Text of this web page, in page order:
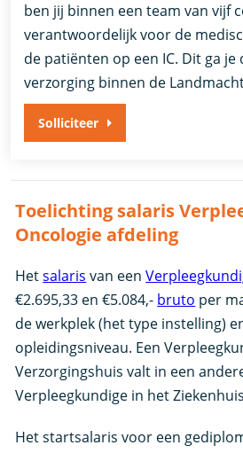
ben jij binnen een team van vijf
verantwoordelijk voor de
de patiënten op een IC. Dit ga
verzorging binnen de
Solliciteer
Toelichting salaris
Oncologie afdeling
Hetsalaris van een
€2.695,33 en €5.084,- bruto per
de werkplek (het type instelling)
opleidingsniveau. Een
Verzorgingshuis valt in een
Verpleegkundige in het
Het startsalaris voor een